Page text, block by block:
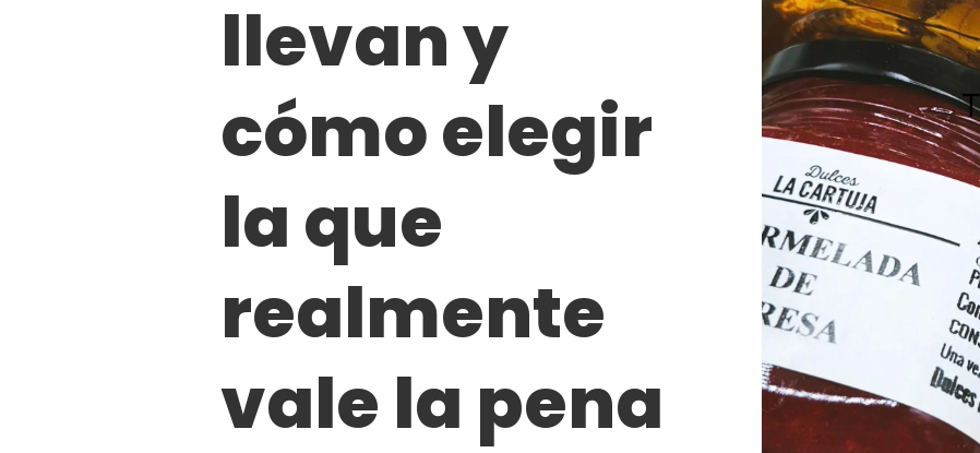
llevan y
cómo elegir
la que
realmente
vale la pena